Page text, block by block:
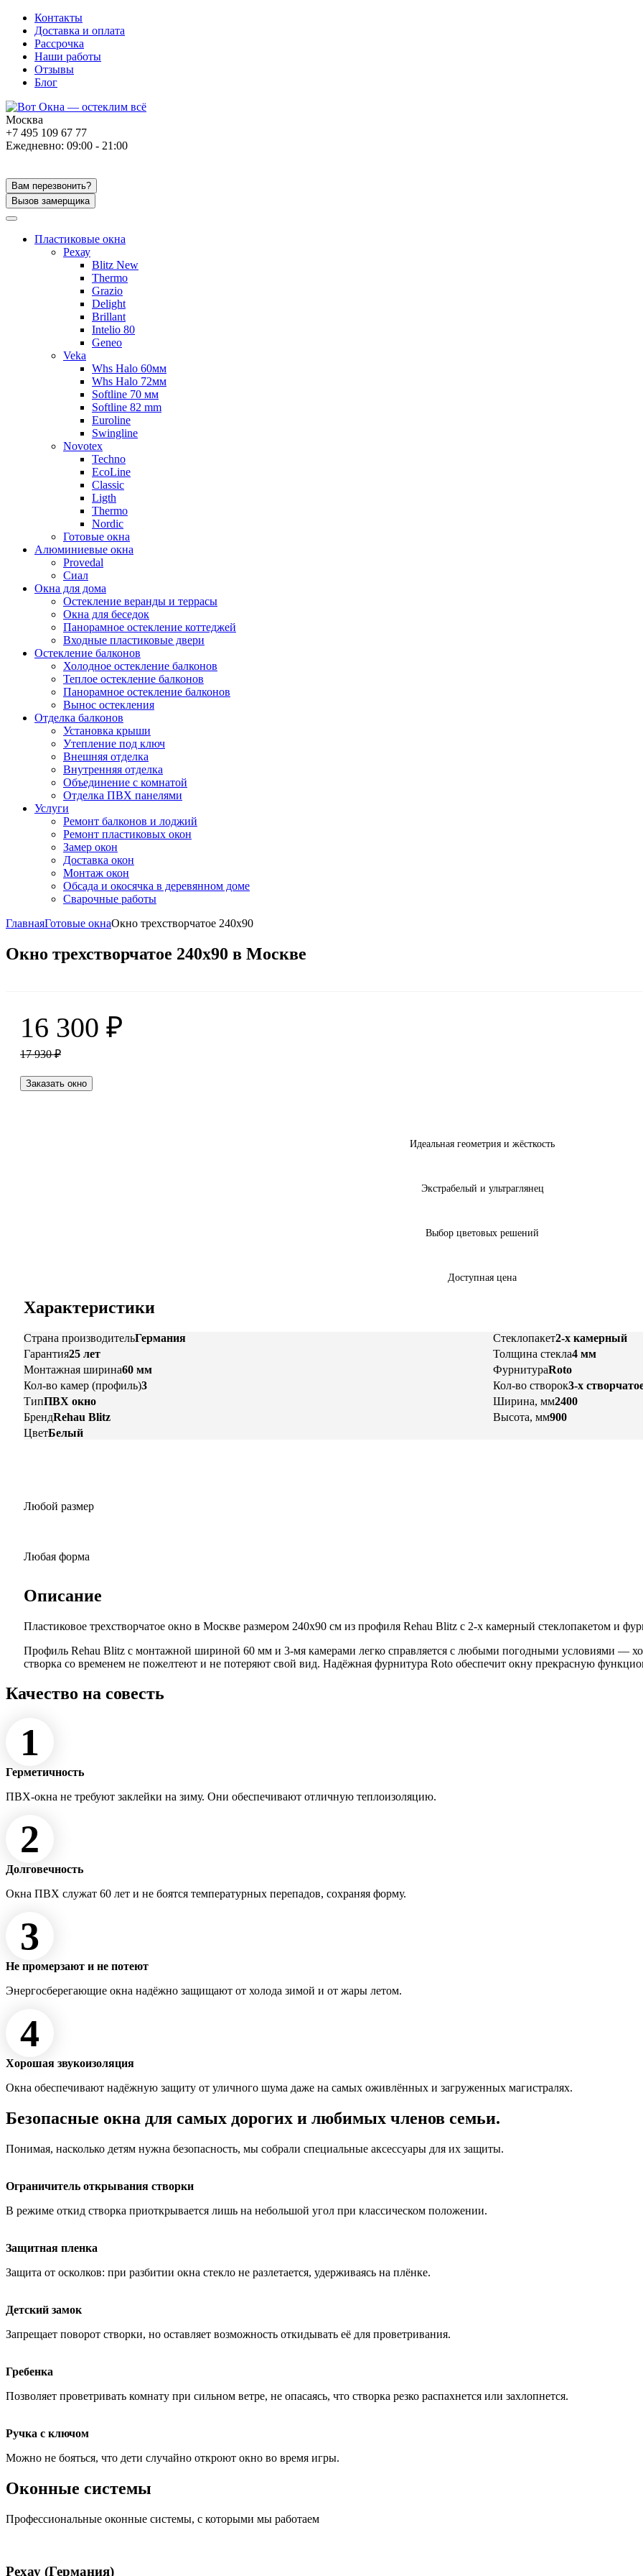
Контакты
Доставка и оплата
Рассрочка
Наши работы
Отзывы
Блог
Москва
+7 495 109 67 77
Ежедневно: 09:00 - 21:00
Вам перезвонить?
Вызов замерщика
Пластиковые окна
Рехау
Blitz New
Thermo
Grazio
Delight
Brillant
Intelio 80
Geneo
Veka
Whs Halo 60мм
Whs Halo 72мм
Softline 70 мм
Softline 82 mm
Euroline
Swingline
Novotex
Techno
EcoLine
Classic
Ligth
Thermo
Nordic
Готовые окна
Алюминиевые окна
Provedal
Сиал
Окна для дома
Остекление веранды и террасы
Окна для беседок
Панорамное остекление коттеджей
Входные пластиковые двери
Остекление балконов
Холодное остекление балконов
Теплое остекление балконов
Панорамное остекление балконов
Вынос остекления
Отделка балконов
Установка крыши
Утепление под ключ
Внешняя отделка
Внутренняя отделка
Объединение с комнатой
Отделка ПВХ панелями
Услуги
Ремонт балконов и лоджий
Ремонт пластиковых окон
Замер окон
Доставка окон
Монтаж окон
Обсада и окосячка в деревянном доме
Сварочные работы
ГлавнаяГотовые окнаОкно трехстворчатое 240x90
Окно трехстворчатое 240x90 в Москве
16 300 ₽
17 930₽
Заказать окно
Идеальная геометрия и жёсткость
Экстрабелый и ультраглянец
Выбор цветовых решений
Доступная цена
Характеристики
Страна производительГермания
Гарантия25 лет
Монтажная ширина60 мм
Кол-во камер (профиль)3
ТипПВХ окно
БрендRehau Blitz
ЦветБелый
Стеклопакет2-х камерный
Толщина стекла4 мм
ФурнитураRoto
Кол-во створок3-х
Ширина, мм2400
Высота, мм900
Любой размер
Любая форма
Описание
Пластиковое трехстворчатое окно в Москве размером 240x90 см из профиля Rehau Blitz с 2-х камерный стеклопакетом и
Профиль Rehau Blitz с монтажной шириной 60 мм и 3-мя камерами легко справляется с любыми погодными условиями —
створка со временем не пожелтеют и не потеряют свой вид. Надёжная фурнитура Roto обеспечит окну прекрасную
Качество на совесть
1
Герметичность
ПВХ-окна не требуют заклейки на зиму. Они обеспечивают отличную теплоизоляцию.
2
Долговечность
Окна ПВХ служат 60 лет и не боятся температурных перепадов, сохраняя форму.
3
Не промерзают и не потеют
Энергосберегающие окна надёжно защищают от холода зимой и от жары летом.
4
Хорошая звукоизоляция
Окна обеспечивают надёжную защиту от уличного шума даже на самых оживлённых и загруженных магистралях.
Безопасные окна для самых дорогих и любимых членов семьи.
Понимая, насколько детям нужна безопасность, мы собрали специальные аксессуары для их защиты.
Ограничитель открывания створки
В режиме откид створка приоткрывается лишь на небольшой угол при классическом положении.
Защитная пленка
Защита от осколков: при разбитии окна стекло не разлетается, удерживаясь на плёнке.
Детский замок
Запрещает поворот створки, но оставляет возможность откидывать её для проветривания.
Гребенка
Позволяет проветривать комнату при сильном ветре, не опасаясь, что створка резко распахнется или захлопнется.
Ручка с ключом
Можно не бояться, что дети случайно откроют окно во время игры.
Оконные системы
Профессиональные оконные системы, с которыми мы работаем
Рехау (Германия)